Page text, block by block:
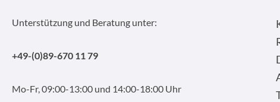
Unterstützung und Beratung unter:
+49-(0)89-670 11 79
Mo-Fr, 09:00-13:00 und 14:00-18:00 Uhr